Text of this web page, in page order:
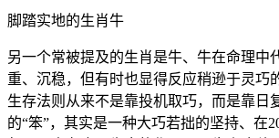
脚踏实地的生肖牛
另一个常被提及的生肖是牛、牛在命理中
重、沉稳，但有时也显得反应稍逊于灵巧
生存法则从来不是靠投机取巧，而是靠日
的“笨”，其实是一种大巧若拙的坚持、在